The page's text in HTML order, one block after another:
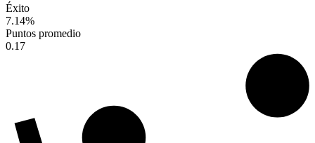
Éxito
7.14%
Puntos promedio
0.17